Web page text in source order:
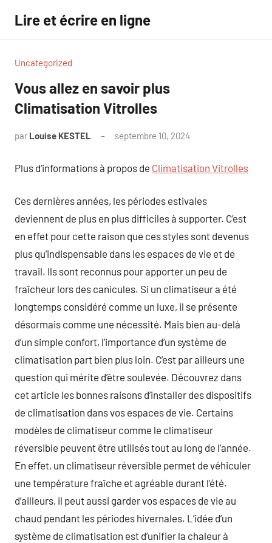
contenu
Lire et écrire en ligne
Uncategorized
Vous allez en savoir plus
Climatisation Vitrolles
par Louise KESTEL septembre 10, 2024
Plus d’informations à propos de Climatisation Vitrolles
Ces dernières années, les périodes estivales
deviennent de plus en plus difficiles à supporter. C’est
en effet pour cette raison que ces styles sont devenus
plus qu’indispensable dans les espaces de vie et de
travail. Ils sont reconnus pour apporter un peu de
fraîcheur lors des canicules. Si un climatiseur a été
longtemps considéré comme un luxe, il se présente
désormais comme une nécessité. Mais bien au-delà
d’un simple confort, l’importance d’un système de
climatisation part bien plus loin. C’est par ailleurs une
question qui mérite d’être soulevée. Découvrez dans
cet article les bonnes raisons d’installer des dispositifs
de climatisation dans vos espaces de vie. Certains
modèles de climatiseur comme le climatiseur
réversible peuvent être utilisés tout au long de l’année.
En effet, un climatiseur réversible permet de véhiculer
une température fraîche et agréable durant l’été.
d’ailleurs, il peut aussi garder vos espaces de vie au
chaud pendant les périodes hivernales. L’idée d’un
système de climatisation est d’unifier la chaleur à